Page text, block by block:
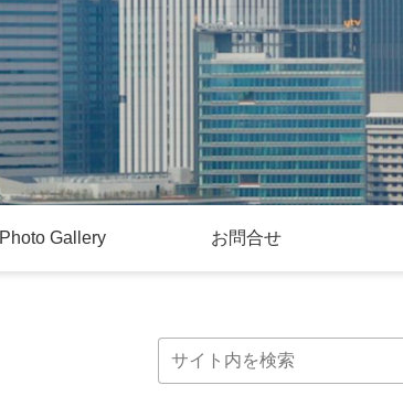
Photo Gallery お問合せ